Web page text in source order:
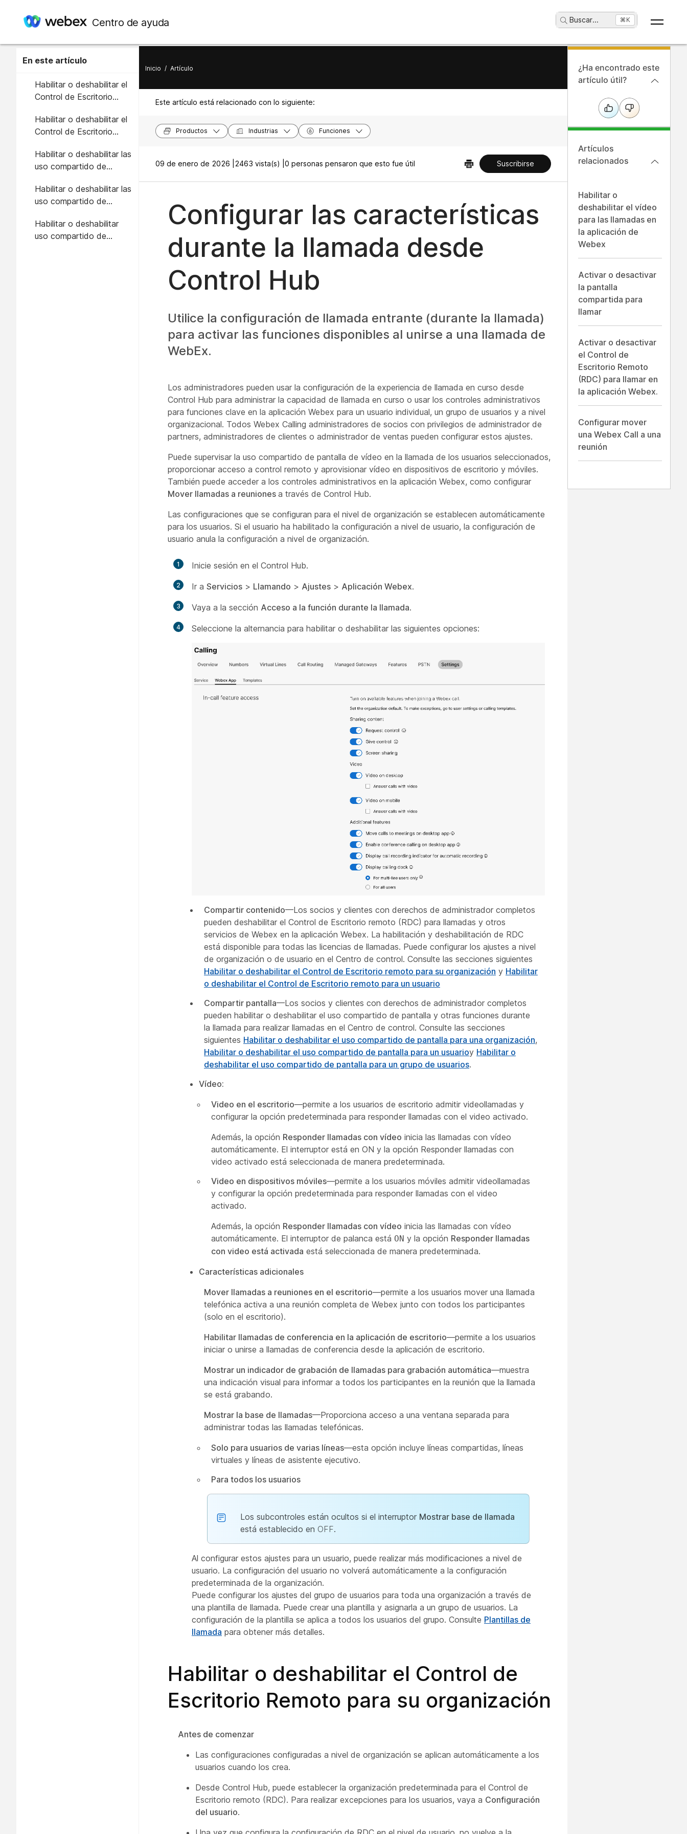
Centro de ayuda Buscar... ⌘K
En este artículo
Habilitar o deshabilitar el
Control de Escritorio
organización
Habilitar o deshabilitar el
Control de Escritorio
Habilitar o deshabilitar las
uso compartido de
organización
Habilitar o deshabilitar las
uso compartido de
Habilitar o deshabilitar
uso compartido de
Inicio / Artículo
Este artículo está relacionado con lo siguiente:
Productos Industrias Funciones
09 de enero de 2026 | 2463 vista(s) | 0 personas pensaron que esto fue útil Suscribirse
Configurar las características
durante la llamada desde
Control Hub
Utilice la configuración de llamada entrante (durante la llamada)
para activar las funciones disponibles al unirse a una llamada de
WebEx.
Los administradores pueden usar la configuración de la experiencia de llamada en curso desde
Control Hub para administrar la capacidad de llamada en curso o usar los controles administrativos
para funciones clave en la aplicación Webex para un usuario individual, un grupo de usuarios y a nivel
organizacional. Todos Webex Calling administradores de socios con privilegios de administrador de
partners, administradores de clientes o administrador de ventas pueden configurar estos ajustes.
Puede supervisar la uso compartido de pantalla de vídeo en la llamada de los usuarios seleccionados,
proporcionar acceso a control remoto y aprovisionar vídeo en dispositivos de escritorio y móviles.
También puede acceder a los controles administrativos en la aplicación Webex, como configurar
Mover llamadas a reuniones a través de Control Hub.
Las configuraciones que se configuran para el nivel de organización se establecen automáticamente
para los usuarios. Si el usuario ha habilitado la configuración a nivel de usuario, la configuración de
usuario anula la configuración a nivel de organización.
1 Inicie sesión en el Control Hub.
2 Ir a Servicios > Llamando > Ajustes > Aplicación Webex.
3 Vaya a la sección Acceso a la función durante la llamada.
4 Seleccione la alternancia para habilitar o deshabilitar las siguientes opciones:
Compartir contenido—Los socios y clientes con derechos de administrador completos
pueden deshabilitar el Control de Escritorio remoto (RDC) para llamadas y otros
servicios de Webex en la aplicación Webex. La habilitación y deshabilitación de RDC
está disponible para todas las licencias de llamadas. Puede configurar los ajustes a nivel
de organización o de usuario en el Centro de control. Consulte las secciones siguientes
Habilitar o deshabilitar el Control de Escritorio remoto para su organización y Habilitar
o deshabilitar el Control de Escritorio remoto para un usuario
Compartir pantalla—Los socios y clientes con derechos de administrador completos
pueden habilitar o deshabilitar el uso compartido de pantalla y otras funciones durante
la llamada para realizar llamadas en el Centro de control. Consulte las secciones
siguientes Habilitar o deshabilitar el uso compartido de pantalla para una organización,
Habilitar o deshabilitar el uso compartido de pantalla para un usuarioy Habilitar o
deshabilitar el uso compartido de pantalla para un grupo de usuarios.
Vídeo:
Video en el escritorio—permite a los usuarios de escritorio admitir videollamadas y
configurar la opción predeterminada para responder llamadas con el video activado.
Además, la opción Responder llamadas con vídeo inicia las llamadas con vídeo
automáticamente. El interruptor está en ON y la opción Responder llamadas con
video activado está seleccionada de manera predeterminada.
Video en dispositivos móviles—permite a los usuarios móviles admitir videollamadas
y configurar la opción predeterminada para responder llamadas con el video
activado.
Además, la opción Responder llamadas con vídeo inicia las llamadas con vídeo
automáticamente. El interruptor de palanca está ON y la opción Responder llamadas
con video está activada está seleccionada de manera predeterminada.
Características adicionales
Mover llamadas a reuniones en el escritorio—permite a los usuarios mover una llamada
telefónica activa a una reunión completa de Webex junto con todos los participantes
(solo en el escritorio).
Habilitar llamadas de conferencia en la aplicación de escritorio—permite a los usuarios
iniciar o unirse a llamadas de conferencia desde la aplicación de escritorio.
Mostrar un indicador de grabación de llamadas para grabación automática—muestra
una indicación visual para informar a todos los participantes en la reunión que la llamada
se está grabando.
Mostrar la base de llamadas—Proporciona acceso a una ventana separada para
administrar todas las llamadas telefónicas.
Solo para usuarios de varias líneas—esta opción incluye líneas compartidas, líneas
virtuales y líneas de asistente ejecutivo.
Para todos los usuarios
Los subcontroles están ocultos si el interruptor Mostrar base de llamada
está establecido en OFF.
Al configurar estos ajustes para un usuario, puede realizar más modificaciones a nivel de
usuario. La configuración del usuario no volverá automáticamente a la configuración
predeterminada de la organización.
Puede configurar los ajustes del grupo de usuarios para toda una organización a través de
una plantilla de llamada. Puede crear una plantilla y asignarla a un grupo de usuarios. La
configuración de la plantilla se aplica a todos los usuarios del grupo. Consulte Plantillas de
llamada para obtener más detalles.
Habilitar o deshabilitar el Control de
Escritorio Remoto para su organización
Antes de comenzar
Las configuraciones configuradas a nivel de organización se aplican automáticamente a los
usuarios cuando los crea.
Desde Control Hub, puede establecer la organización predeterminada para el Control de
Escritorio remoto (RDC). Para realizar excepciones para los usuarios, vaya a Configuración
del usuario.
¿Ha encontrado este
artículo útil?
Artículos
relacionados
Habilitar o
deshabilitar el vídeo
para las llamadas en
la aplicación de
Webex
Activar o desactivar
la pantalla
compartida para
llamar
Activar o desactivar
el Control de
Escritorio Remoto
(RDC) para llamar en
la aplicación Webex.
Configurar mover
una Webex Call a una
reunión